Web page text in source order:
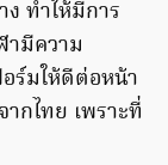
ทำให้มีการ
มีความ
ร์มให้ดีต่อหน้า
กไทย เพราะที่